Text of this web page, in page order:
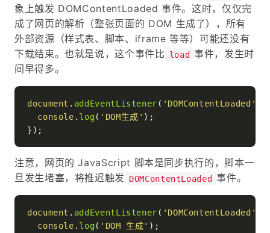
象上触发 DOMContentLoaded 事件。这时，仅仅完
成了网页的解析（整张页面的 DOM 生成了），所有
外部资源（样式表、脚本、iframe 等等）可能还没有
下载结束。也就是说，这个事件比
load 事件，发生时
间早得多。
document . addEventListener ( 'DOMContentLoaded'
console . log( 'DOM生成' );
注意，网页的 JavaScript 脚本是同步执行的，脚本一
旦发生堵塞，将推迟触发
DOMContentLoaded 事件。
document . addEventListener ( 'DOMContentLoaded'
console . log( 'DOM 生成' );